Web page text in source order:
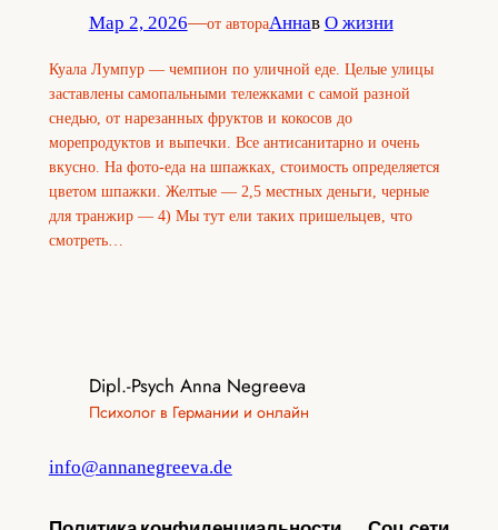
Мар 2, 2026—от автораАннав О жизни
Куала Лумпур — чемпион по уличной еде. Целые улицы
заставлены самопальными тележками с самой разной
снедью, от нарезанных фруктов и кокосов до
морепродуктов и выпечки. Все антисанитарно и очень
вкусно. На фото-еда на шпажках, стоимость определяется
цветом шпажки. Желтые — 2,5 местных деньги, черные
для транжир — 4) Мы тут ели таких пришельцев, что
смотреть…
Dipl.-Psych Anna Negreeva
Психолог в Германии и онлайн
info@annanegreeva.de